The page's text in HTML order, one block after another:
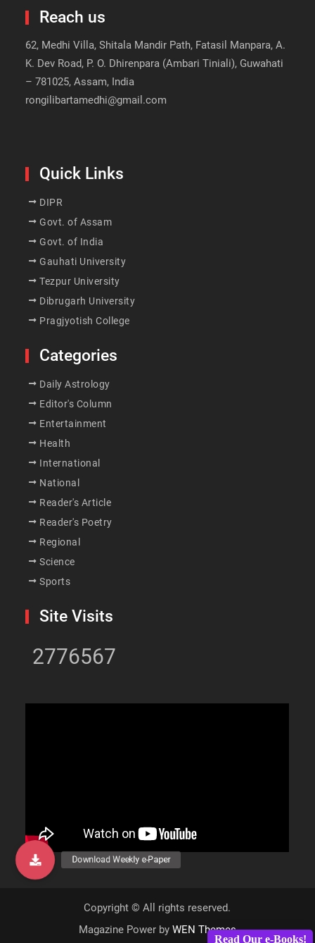
Reach us
62, Medhi Villa, Shitala Mandir Path, Fatasil Manpara, A.
K. Dev Road, P. O. Dhirenpara (Ambari Tiniali), Guwahati
– 781025, Assam, India
rongilibartamedhi@gmail.com
Quick Links
DIPR
Govt. of Assam
Govt. of India
Gauhati University
Tezpur University
Dibrugarh University
Pragjyotish College
Categories
Daily Astrology
Editor's Column
Entertainment
Health
International
National
Reader's Article
Reader's Poetry
Regional
Science
Sports
Site Visits
2776567
Copyright © All rights reserved.
Magazine Power by WEN Themes
Read Our e-Books!